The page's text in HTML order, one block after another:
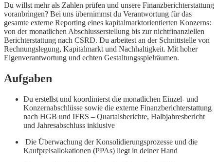
Du willst mehr als Zahlen prüfen und unsere Finanzberichterstattung
voranbringen? Bei uns übernimmst du Verantwortung für das
gesamte externe Reporting eines kapitalmarktorientierten Konzerns:
von der monatlichen Abschlusserstellung bis zur nichtfinanziellen
Berichterstattung nach CSRD. Du arbeitest an der Schnittstelle von
Rechnungslegung, Kapitalmarkt und Nachhaltigkeit. Mit hoher
Eigenverantwortung und echten Gestaltungsspielräumen.
Aufgaben
Du erstellst und koordinierst die monatlichen Einzel- und
Konzernabschlüsse sowie die externe Finanzberichterstattung
nach HGB und IFRS – Quartalsberichte, Halbjahresbericht
und Jahresabschluss inklusive
Die Überwachung der Konsolidierungsprozesse und die
Kaufpreisallokationen (PPAs) liegt in deiner Hand